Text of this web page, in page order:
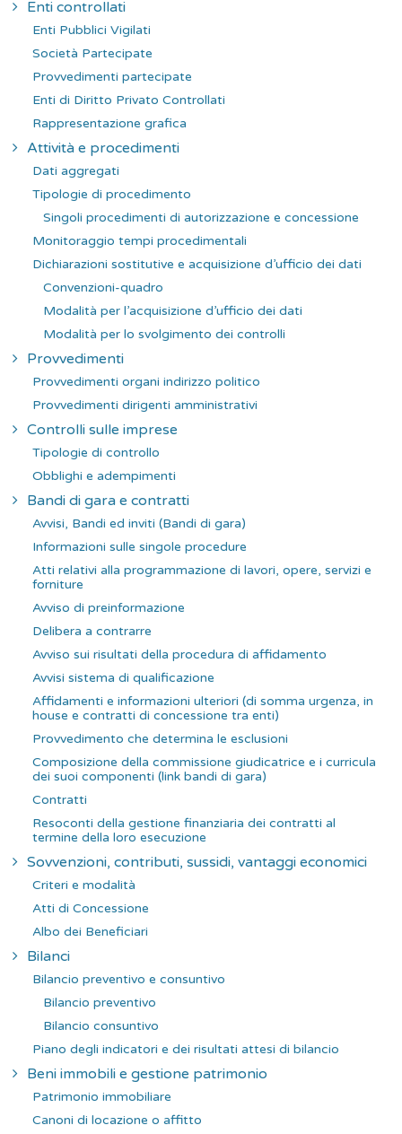
Enti controllati
Enti Pubblici Vigilati
Società Partecipate
Provvedimenti partecipate
Enti di Diritto Privato Controllati
Rappresentazione grafica
Attività e procedimenti
Dati aggregati
Tipologie di procedimento
Singoli procedimenti di autorizzazione e concessione
Monitoraggio tempi procedimentali
Dichiarazioni sostitutive e acquisizione d’ufficio dei dati
Convenzioni-quadro
Modalità per l’acquisizione d’ufficio dei dati
Modalità per lo svolgimento dei controlli
Provvedimenti
Provvedimenti organi indirizzo politico
Provvedimenti dirigenti amministrativi
Controlli sulle imprese
Tipologie di controllo
Obblighi e adempimenti
Bandi di gara e contratti
Avvisi, Bandi ed inviti (Bandi di gara)
Informazioni sulle singole procedure
Atti relativi alla programmazione di lavori, opere, servizi e
forniture
Avviso di preinformazione
Delibera a contrarre
Avviso sui risultati della procedura di affidamento
Avvisi sistema di qualificazione
Affidamenti e informazioni ulteriori (di somma urgenza, in
house e contratti di concessione tra enti)
Provvedimento che determina le esclusioni
Composizione della commissione giudicatrice e i curricula
dei suoi componenti (link bandi di gara)
Contratti
Resoconti della gestione finanziaria dei contratti al
termine della loro esecuzione
Sovvenzioni, contributi, sussidi, vantaggi economici
Criteri e modalità
Atti di Concessione
Albo dei Beneficiari
Bilanci
Bilancio preventivo e consuntivo
Bilancio preventivo
Bilancio consuntivo
Piano degli indicatori e dei risultati attesi di bilancio
Beni immobili e gestione patrimonio
Patrimonio immobiliare
Canoni di locazione o affitto